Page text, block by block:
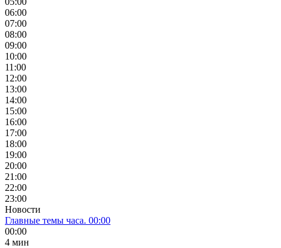
06:00
07:00
08:00
09:00
10:00
11:00
12:00
13:00
14:00
15:00
16:00
17:00
18:00
19:00
20:00
21:00
22:00
23:00
Новости
Главные темы часа. 00:00
00:00
4 мин